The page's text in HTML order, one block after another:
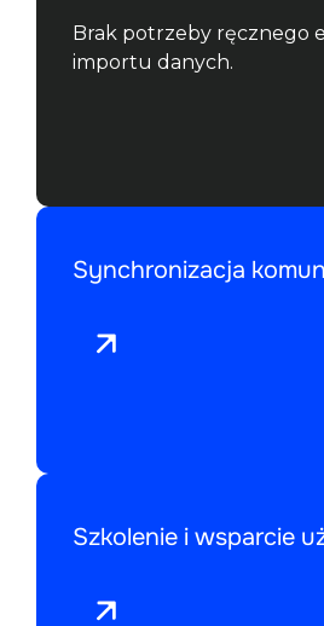
Brak potrzeby ręcznego
importu danych.
Synchronizacja
Szkolenie i wsparcie